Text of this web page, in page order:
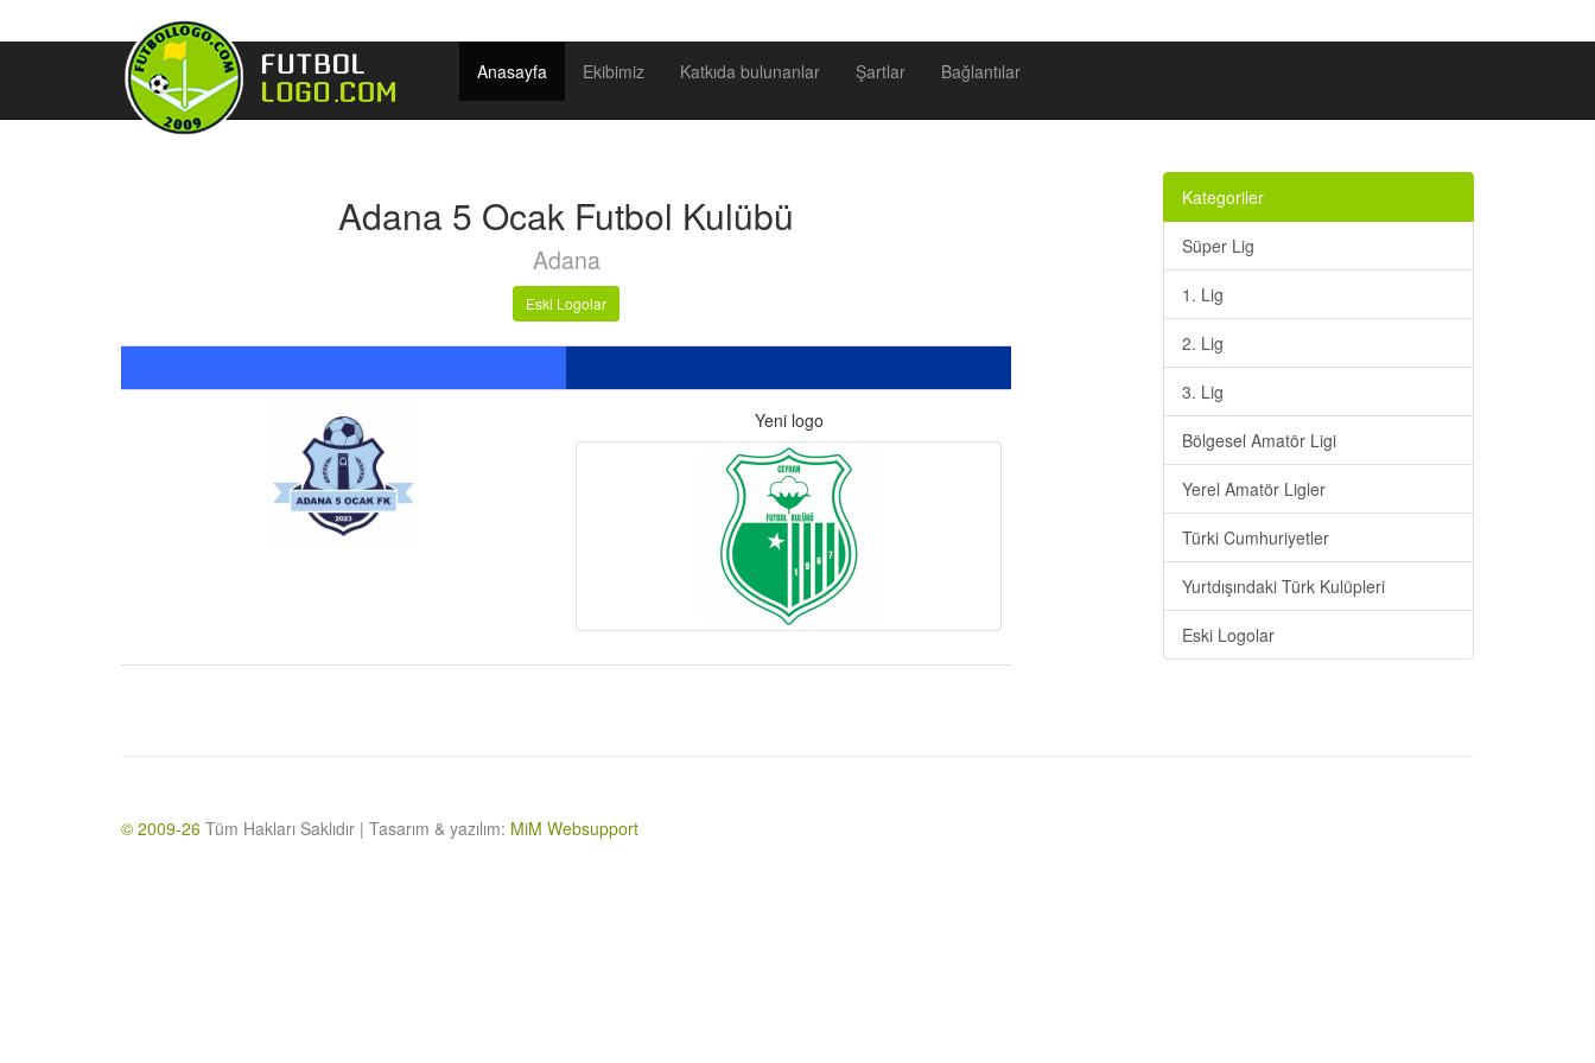
Anasayfa Ekibimiz Katkıda bulunanlar Şartlar Bağlantılar
Adana 5 Ocak Futbol Kulübü
Adana
Eski Logolar
Yeni logo
Kategoriler
Süper Lig
1. Lig
2. Lig
3. Lig
Bölgesel Amatör Ligi
Yerel Amatör Ligler
Türki Cumhuriyetler
Yurtdışındaki Türk Kulüpleri
Eski Logolar
© 2009-26 Tüm Hakları Saklıdır | Tasarım & yazılım: MiM Websupport